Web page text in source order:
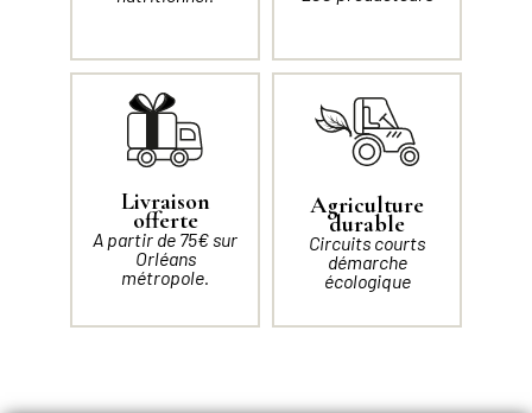
Livraison
offerte
A partir de 75€ sur
Orléans
métropole.
Agriculture
durable
Circuits courts
démarche
écologique